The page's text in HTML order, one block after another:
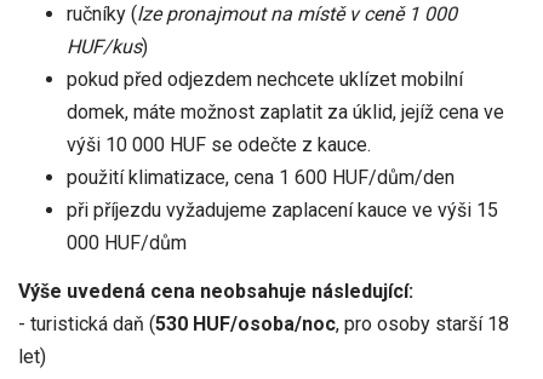
ručníky (lze pronajmout na místě v ceně 1 000
HUF/kus)
pokud před odjezdem nechcete uklízet mobilní
domek, máte možnost zaplatit za úklid, jejíž cena ve
výši 10 000 HUF se odečte z kauce.
použití klimatizace, cena 1 600 HUF/dům/den
při příjezdu vyžadujeme zaplacení kauce ve výši 15
000 HUF/dům
Výše uvedená cena neobsahuje následující:
- turistická daň (530 HUF/osoba/noc, pro osoby starší 18
let)